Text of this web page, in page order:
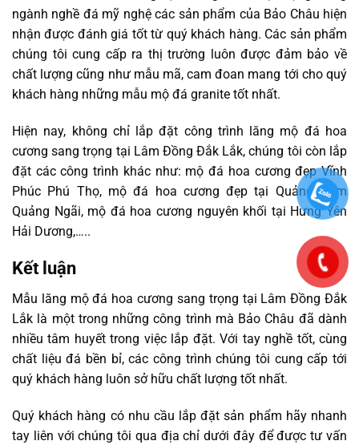
ngành nghề đá mỹ nghệ các sản phẩm của Bảo Châu hiện
nhận được đánh giá tốt từ quý khách hàng. Các sản phẩm
chúng tôi cung cấp ra thị trường luôn được đảm bảo về
chất lượng cũng như mẫu mã, cam đoan mang tới cho quý
khách hàng những mẫu mộ đá granite tốt nhất.
Hiện nay, không chỉ lắp đặt công trình lăng mộ đá hoa
cương sang trọng tại Lâm Đồng Đắk Lắk, chúng tôi còn lắp
đặt các công trình khác như: mộ đá hoa cương đẹp Vĩnh
Phúc Phú Thọ, mộ đá hoa cương đẹp tại Quảng Nam
Quảng Ngãi, mộ đá hoa cương nguyên khối tại Hưng Yên
Hải Dương,…..
Kết luận
Mẫu lăng mộ đá hoa cương sang trọng tại Lâm Đồng Đắk
Lắk là một trong những công trình mà Bảo Châu đã dành
nhiều tâm huyết trong việc lắp đặt. Với tay nghề tốt, cùng
chất liệu đá bền bỉ, các công trình chúng tôi cung cấp tới
quý khách hàng luôn sở hữu chất lượng tốt nhất.
Quý khách hàng có nhu cầu lắp đặt sản phẩm hãy nhanh
tay liên với chúng tôi qua địa chỉ dưới đây để được tư vấn